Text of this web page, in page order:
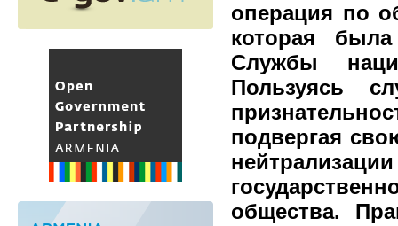
операция по
которая
Службы
Пользуясь
подвергая
общества.